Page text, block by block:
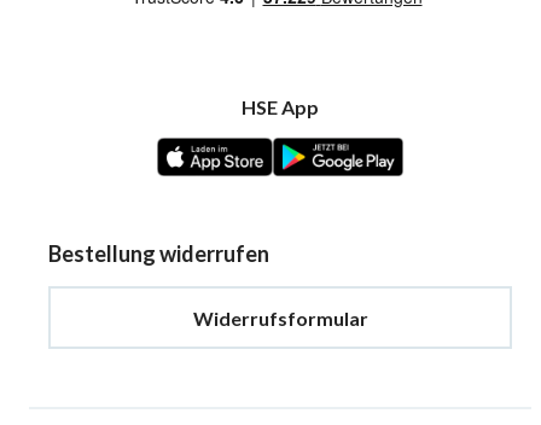
HSE App
Bestellung widerrufen
Widerrufsformular